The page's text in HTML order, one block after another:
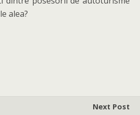
alea?
Next Post